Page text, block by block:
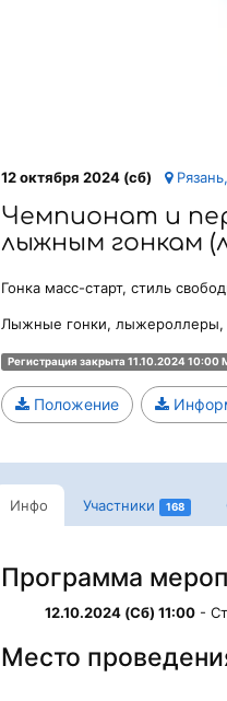
12 октября 2024 (сб)
Чемпионат и
лыжным гонкам
Гонка масс-старт, стиль
Лыжные гонки, лыжероллеры,
Регистрация закрыта 11.10.2024 10:00
Положение
Инфо Участники 168
Программа
12.10.2024 (Сб) 11:00 -
Место